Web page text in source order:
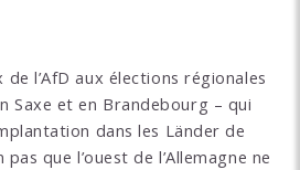
l’AfD aux élections régionales
Saxe et en Brandebourg – qui
dans les Länder de
que l’ouest de l’Allemagne ne